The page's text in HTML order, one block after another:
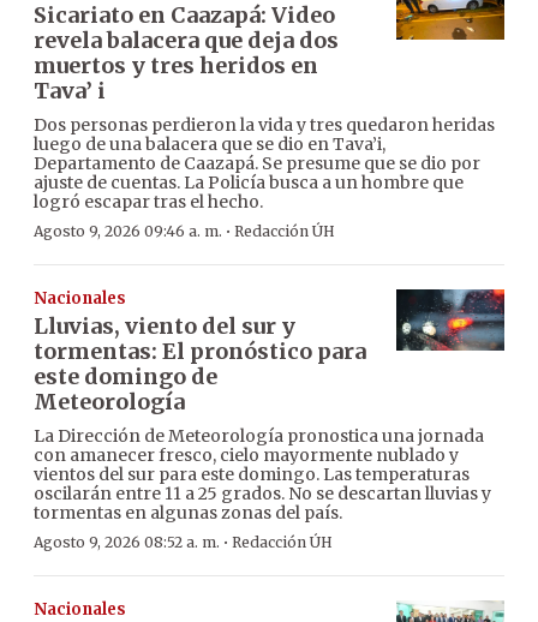
Sicariato en Caazapá: Video
revela balacera que deja dos
muertos y tres heridos en
Tava’ i
Dos personas perdieron la vida y tres quedaron heridas
luego de una balacera que se dio en Tava’i,
Departamento de Caazapá. Se presume que se dio por
ajuste de cuentas. La Policía busca a un hombre que
logró escapar tras el hecho.
Agosto 9, 2026 09:46 a. m. · Redacción ÚH
Nacionales
Lluvias, viento del sur y
tormentas: El pronóstico para
este domingo de
Meteorología
La Dirección de Meteorología pronostica una jornada
con amanecer fresco, cielo mayormente nublado y
vientos del sur para este domingo. Las temperaturas
oscilarán entre 11 a 25 grados. No se descartan lluvias y
tormentas en algunas zonas del país.
Agosto 9, 2026 08:52 a. m. · Redacción ÚH
Nacionales